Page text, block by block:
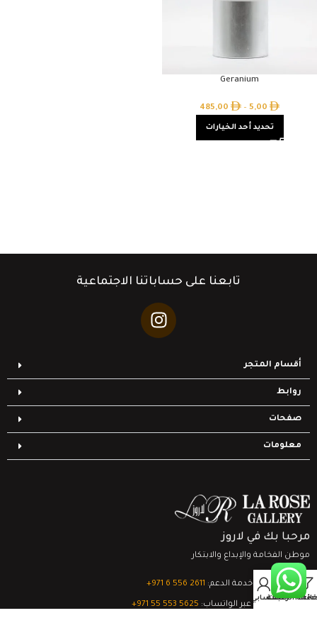
Geranium
5,00
–
485,00
تحديد أحد الخيارات
تابعنا على حساباتنا الاجتماعية
أقسام المتجر
روابط
صفحات
معلومات
مرحبا بك في لاروز
موطن الفخامة والإبداع والابتكار
تواصل مع خدمة الدعم: ‎+971 6 556 2611
الدعم الفني عبر الواتساب: ‎+971 55 553 5625
قائمة الرغبات
0
السلةحسابي